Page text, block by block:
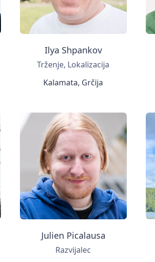
Ilya Shpankov
Trženje, Lokalizacija
Kalamata, Grčija
Julien Picalausa
Razvijalec